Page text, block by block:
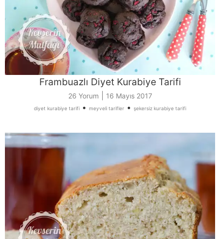
Frambuazlı Diyet Kurabiye Tarifi
26 Yorum 16 Mayıs 2017
diyet kurabiye tarifi • meyveli tarifler • şekersiz kurabiye tarifi